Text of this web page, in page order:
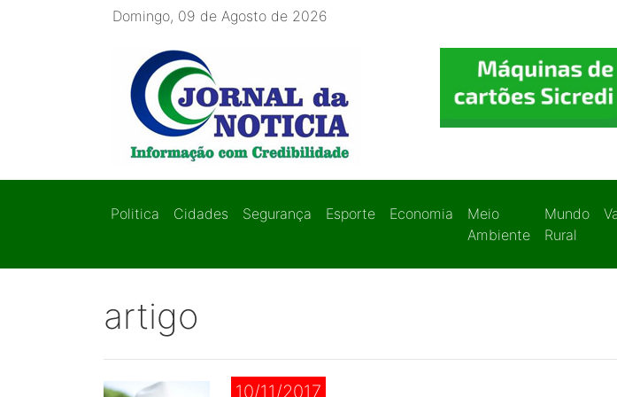
Domingo, 09 de Agosto de 2026
Politica Cidades Segurança Esporte Economia
Meio
Ambiente
Mundo
Rural
artigo
10/11/2017